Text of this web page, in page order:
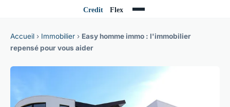
Accueil › Immobilier › Easy homme immo : l'immobilier
repensé pour vous aider